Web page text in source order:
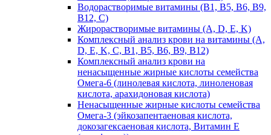
Водорастворимые витамины (B1, B5, B6, В9,
В12, С)
Жирорастворимые витамины (A, D, E, K)
Комплексный анализ крови на витамины (A,
D, E, K, C, B1, B5, B6, В9, B12)
Комплексный анализ крови на
ненасыщенные жирные кислоты семейства
Омега-6 (линолевая кислота, линоленовая
кислота, арахидоновая кислота)
Ненасыщенные жирные кислоты семейства
Омега-3 (эйкозапентаеновая кислота,
докозагексаеновая кислота, Витамин E